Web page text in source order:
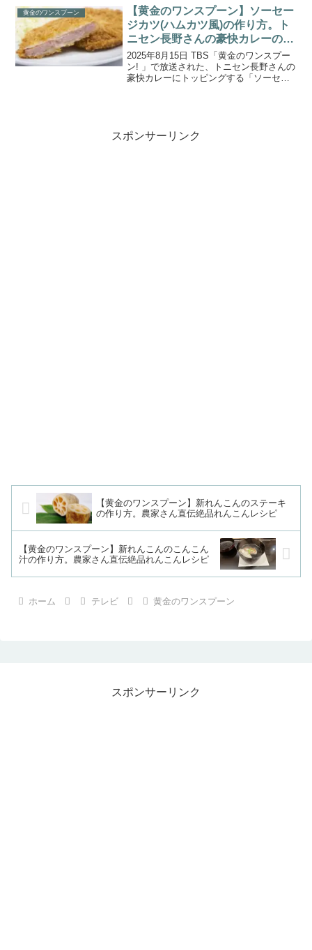
ましたので、ぜひ参考にしてみてくださ
いね。Pi...
黄金のワンスプーン
【黄金のワンスプーン】ソーセー
ジカツ(ハムカツ風)の作り方。ト
ニセン長野さんの豪快カレーのト
ッピング
2025年8月15日 TBS「黄金のワンスプー
ン! 」で放送された、トニセン長野さんの
豪快カレーにトッピングする「ソーセー
スポンサーリンク
【黄金のワンスプーン】新れんこんのステーキ
の作り方。農家さん直伝絶品れんこんレシピ
【黄金のワンスプーン】新れんこんのこんこん
汁の作り方。農家さん直伝絶品れんこんレシピ
ホーム テレビ 黄金のワンスプーン
スポンサーリンク